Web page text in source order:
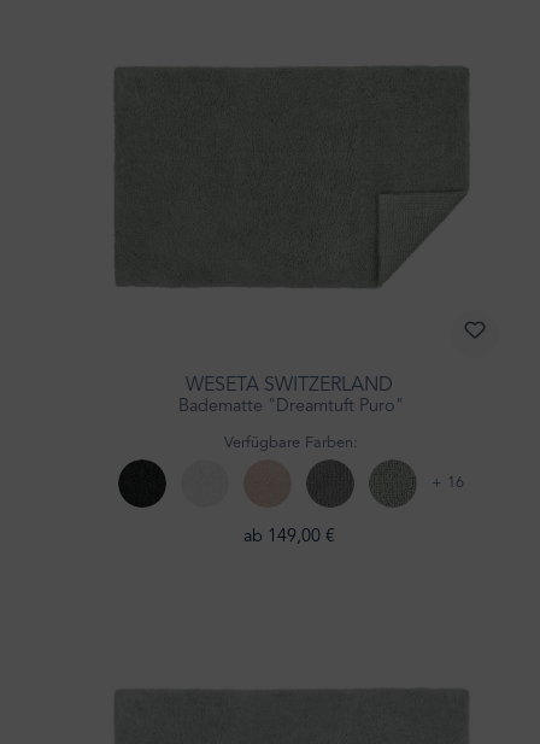
WESETA SWITZERLAND
Badematte "Dreamtuft Puro"
Verfügbare Farben:
+ 16
ab 149,00 €